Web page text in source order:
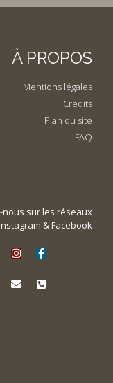
À PROPOS
Mentions légales
Crédits
Plan du site
FAQ
nous sur les réseaux
& Facebook